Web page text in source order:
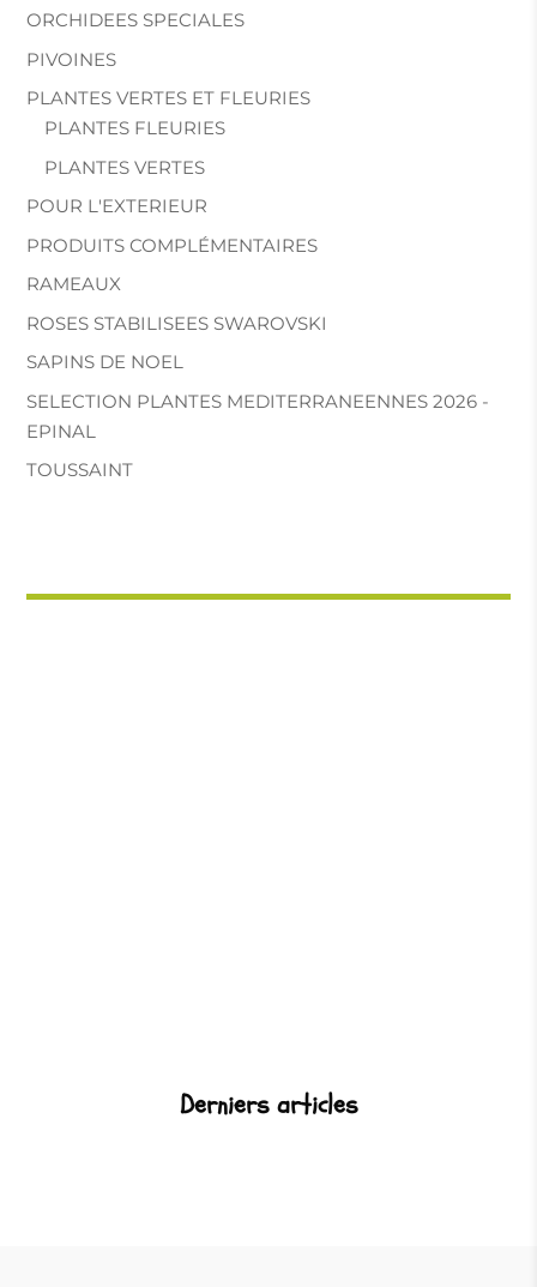
ORCHIDEES SPECIALES
PIVOINES
PLANTES VERTES ET FLEURIES
PLANTES FLEURIES
PLANTES VERTES
POUR L'EXTERIEUR
PRODUITS COMPLÉMENTAIRES
RAMEAUX
ROSES STABILISEES SWAROVSKI
SAPINS DE NOEL
SELECTION PLANTES MEDITERRANEENNES 2026 -
EPINAL
TOUSSAINT
Derniers articles